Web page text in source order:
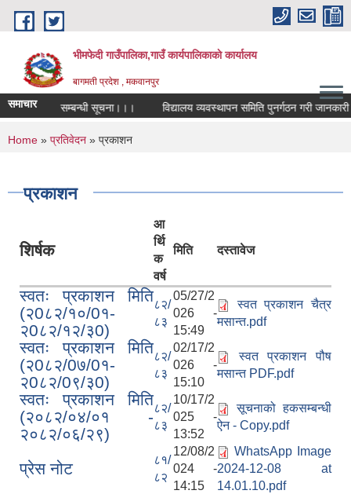
Skip to main content
भीमफेदी गाउँपालिका,गाउँ कार्यपालिकाकाे कार्यालय
बागमती प्रदेश , मकवानपुर
समाचार सम्बन्धी सूचना।।। विद्यालय व्यवस्थापन समिति पुनर्गठन गरी जानकारी
You are here
Home » प्रतिवेदन » प्रकाशन
प्रकाशन
शिर्षक
आ
र्थि
क
वर्ष
मिति दस्तावेज
स्वतः प्रकाशन मिति
(२0८२/१०/0१-
२0८२/१२/३0)
८२/
८३
05/27/2
026 -
15:49
स्वत प्रकाशन चैत्र
मसान्त.pdf
स्वतः प्रकाशन मिति
(२0८२/0७/0१-
२0८२/0९/३0)
८२/
८३
02/17/2
026 -
15:10
स्वत प्रकाशन पौष
मसान्त PDF.pdf
स्वतः प्रकाशन मिति
(२०८२/०४/०१ -
२०८२/०६/२९)
८२/
८३
10/17/2
025 -
13:52
सूचनाको हकसम्बन्धी
ऐन - Copy.pdf
प्रेस नोट
८१/
८२
12/08/2
024 -
14:15
WhatsApp Image
2024-12-08 at
14.01.10.pdf